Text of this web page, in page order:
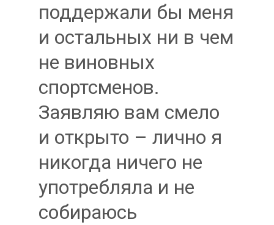
поддержали бы меня
и остальных ни в чем
не виновных
спортсменов.
Заявляю вам смело
и открыто – лично я
никогда ничего не
употребляла и не
собираюсь